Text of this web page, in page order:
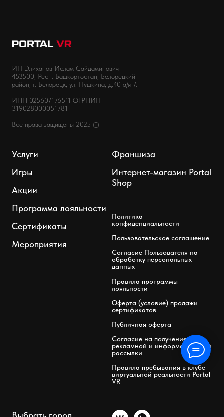
ИП Элиханов Ислам Сайдаминович
453500, Респ. Башкортостан, Белорецкий
район, г. Белорецк, ул. Пушкина, д.40 а/я 7.
ИНН 025607176511 ОГРНИП
319028000051781
Все права защищены 2025 ©
Услуги
Игры
Акции
Программа лояльности
Сертификаты
Мероприятия
Франшиза
Интернет-магазин Portal
Shop
Политика
конфиденциальности
Пользовательское соглашение
Согласие Пользователя на
обработку персональных
данных
Правила программы
лояльности
Оферта (условие) продажи
сертификатов
Публичная оферта
Согласие на получение
рекламной и информационной
рассылки
Правила пребывания в клубе
виртуальной реальности Portal
VR